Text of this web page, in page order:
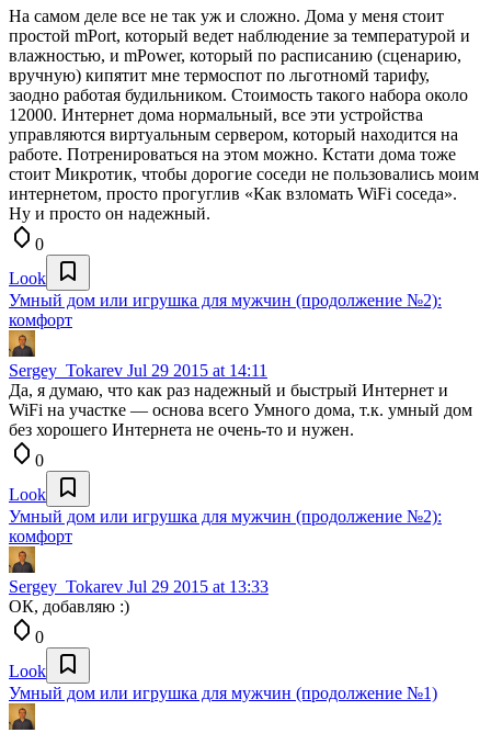
На самом деле все не так уж и сложно. Дома у меня стоит
простой mPort, который ведет наблюдение за температурой и
влажностью, и mPower, который по расписанию (сценарию,
вручную) кипятит мне термоспот по льготномй тарифу,
заодно работая будильником. Стоимость такого набора около
12000. Интернет дома нормальный, все эти устройства
управляются виртуальным сервером, который находится на
работе. Потренироваться на этом можно. Кстати дома тоже
стоит Микротик, чтобы дорогие соседи не пользовались моим
интернетом, просто прогуглив «Как взломать WiFi соседа».
Ну и просто он надежный.
0
Look
Умный дом или игрушка для мужчин (продолжение №2):
комфорт
Sergey_Tokarev Jul 29 2015 at 14:11
Да, я думаю, что как раз надежный и быстрый Интернет и
WiFi на участке — основа всего Умного дома, т.к. умный дом
без хорошего Интернета не очень-то и нужен.
0
Look
Умный дом или игрушка для мужчин (продолжение №2):
комфорт
Sergey_Tokarev Jul 29 2015 at 13:33
ОК, добавляю :)
0
Look
Умный дом или игрушка для мужчин (продолжение №1)